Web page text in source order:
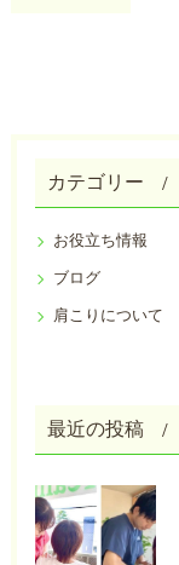
カテゴリー
お役立ち情報
ブログ
肩こりについて
最近の投稿